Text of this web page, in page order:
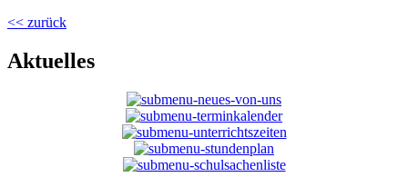
<< zurück
Aktuelles